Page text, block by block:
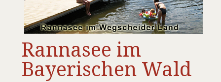
Rannasee im
Bayerischen Wald